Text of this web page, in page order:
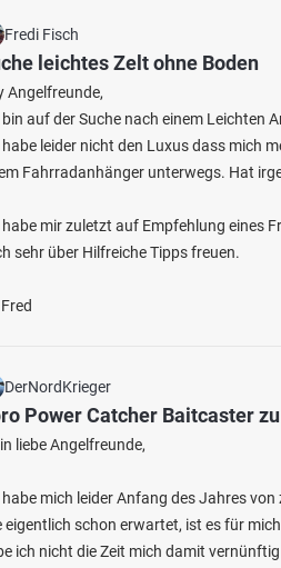
Fredi Fisch
leichtes Zelt ohne Boden
Angelfreunde,
bin auf der Suche nach einem Leichten
habe leider nicht den Luxus dass mich
Fahrradanhänger unterwegs. Hat
habe mir zuletzt auf Empfehlung eines
sehr über Hilfreiche Tipps freuen.
DerNordKrieger
Power Catcher Baitcaster
liebe Angelfreunde,
habe mich leider Anfang des Jahres
eigentlich schon erwartet, ist es für
ich nicht die Zeit mich damit